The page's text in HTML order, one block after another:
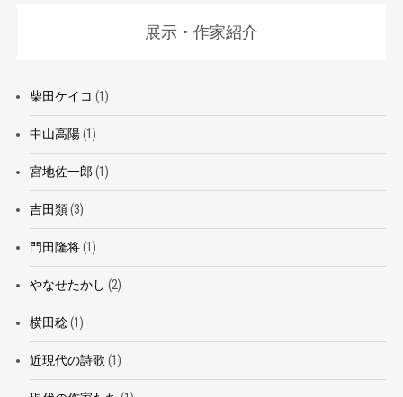
展示・作家紹介
柴田ケイコ (1)
中山高陽(1)
宮地佐一郎 (1)
吉田類(3)
門田隆将(1)
やなせたかし (2)
横田稔(1)
近現代の詩歌 (1)